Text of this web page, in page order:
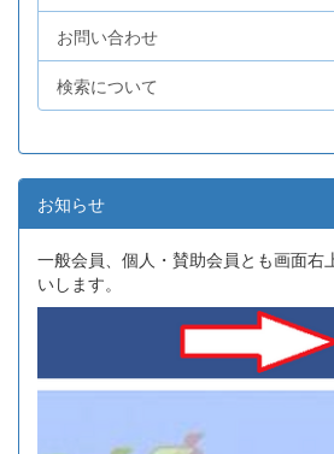
お問い合わせ
検索について
お知らせ
一般会員、個人・賛助会員とも画面右
いします。